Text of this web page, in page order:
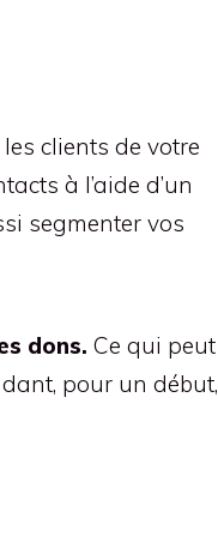
clients de votre
à l’aide d’un
segmenter vos
dons. Ce qui peut
pour un début,